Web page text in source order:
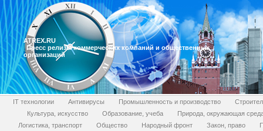
ATREX.RU
Пресс релизы коммерческих компаний и общественных
организаций
IT технологии Антивирусы Промышленность и производство
Культура, искусство
Образование, учеба
Природа, окружающая
Логистика, транспорт
Общество Народный фронт Закон, право